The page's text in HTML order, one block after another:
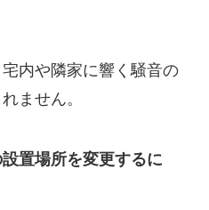
内や隣家に響く騒音の
ません。
置場所を変更するに